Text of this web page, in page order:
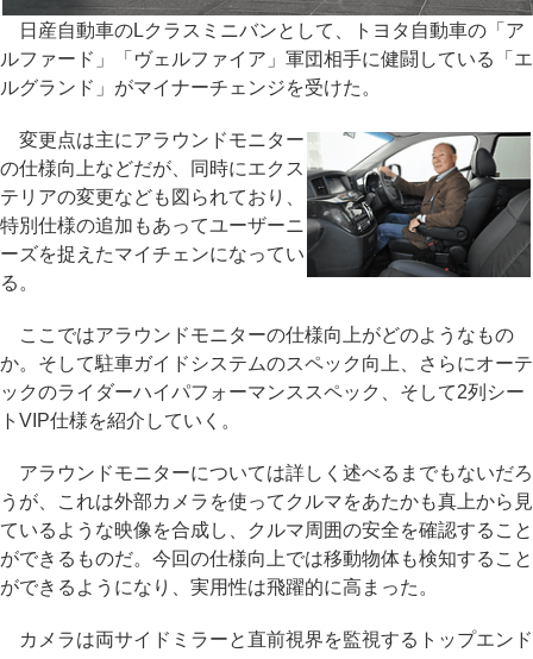
日産自動車のLクラスミニバンとして、トヨタ自動車の「ア
ルファード」「ヴェルファイア」軍団相手に健闘している「エ
ルグランド」がマイナーチェンジを受けた。
変更点は主にアラウンドモニター
の仕様向上などだが、同時にエクス
テリアの変更なども図られており、
特別仕様の追加もあってユーザーニ
ーズを捉えたマイチェンになってい
る。
ここではアラウンドモニターの仕様向上がどのようなもの
か。そして駐車ガイドシステムのスペック向上、さらにオーテ
ックのライダーハイパフォーマンススペック、そして2列シー
トVIP仕様を紹介していく。
アラウンドモニターについては詳しく述べるまでもないだろ
うが、これは外部カメラを使ってクルマをあたかも真上から見
ているような映像を合成し、クルマ周囲の安全を確認すること
ができるものだ。今回の仕様向上では移動物体も検知すること
ができるようになり、実用性は飛躍的に高まった。
カメラは両サイドミラーと直前視界を監視するトップエンド